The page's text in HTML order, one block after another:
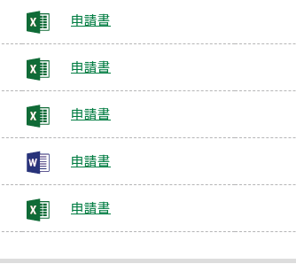
申請書
申請書
申請書
申請書
申請書